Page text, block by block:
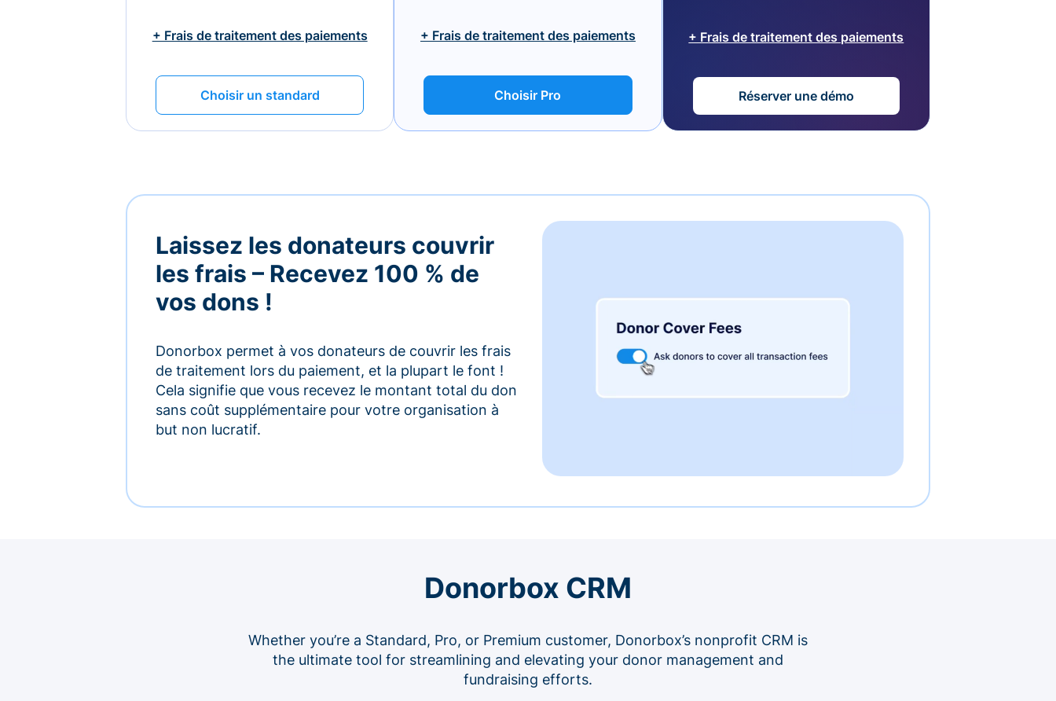
+ Frais de traitement des paiements
Choisir un standard
+ Frais de traitement des paiements
Choisir Pro
+ Frais de traitement des paiements
Réserver une démo
Laissez les donateurs couvrir
les frais – Recevez 100 % de
vos dons !
Donorbox permet à vos donateurs de couvrir les frais
de traitement lors du paiement, et la plupart le font !
Cela signifie que vous recevez le montant total du don
sans coût supplémentaire pour votre organisation à
but non lucratif.
Donorbox CRM
Whether you’re a Standard, Pro, or Premium customer, Donorbox’s nonprofit CRM is
the ultimate tool for streamlining and elevating your donor management and
fundraising efforts.